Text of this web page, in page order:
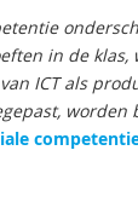
in de
ICT als
worden